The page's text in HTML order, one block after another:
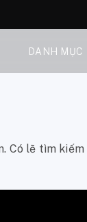
DANH MỤC
Có lẽ tìm